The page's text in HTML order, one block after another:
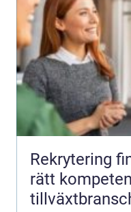
Rekrytering fintech så
rätt